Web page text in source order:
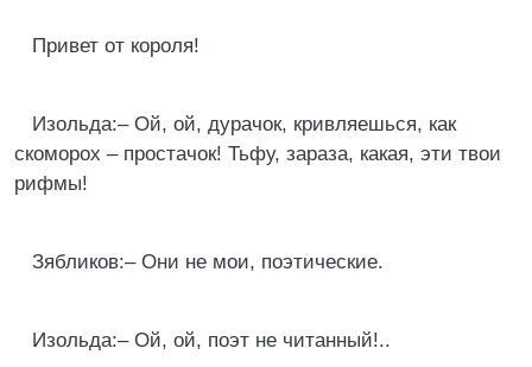
Привет от короля!
Изольда:– Ой, ой, дурачок, кривляешься, как
скоморох – простачок! Тьфу, зараза, какая, эти твои
рифмы!
Зябликов:– Они не мои, поэтические.
Изольда:– Ой, ой, поэт не читанный!..